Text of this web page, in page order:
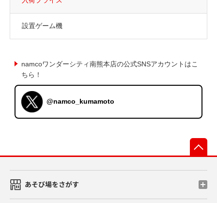
設置ゲーム機
namcoワンダーシティ南熊本店の公式SNSアカウントはこ
ちら！
@namco_kumamoto
あそび場をさがす